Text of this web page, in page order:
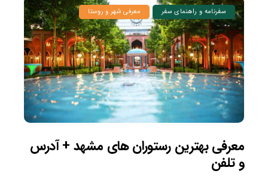
سفرنامه و راهنمای سفر معرفی شهر و روستا
معرفی بهترین رستوران های مشهد + آدرس
و تلفن